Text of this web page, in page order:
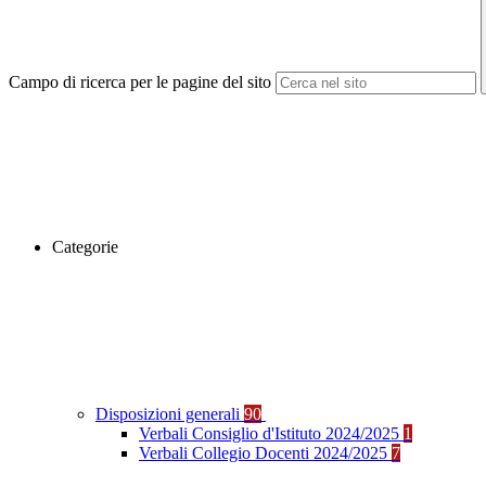
Campo di ricerca per le pagine del sito
Categorie
Disposizioni generali 90
Verbali Consiglio d'Istituto 2024/2025 1
Verbali Collegio Docenti 2024/2025 7